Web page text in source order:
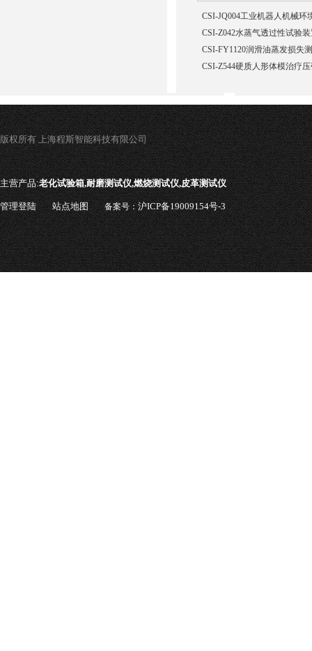
CSI-JQ004工业机器人机械
CSI-Z042水蒸气透过性试验
CSI-FY1120润滑油蒸发损失
CSI-Z544硬质人形体模治疗
版权所有 上海程斯智能科技有限公司
主营产品:老化试验箱,耐磨测试仪,燃烧测试仪,皮革测试仪
管理登陆 站点地图 备案号：沪ICP备19009154号-3